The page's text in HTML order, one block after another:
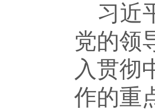
习近
党的领
入贯彻
作的重